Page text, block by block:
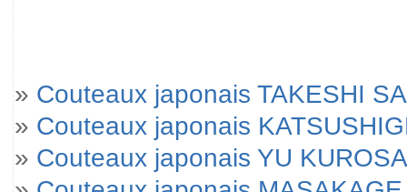
» Couteaux japonais TAKESHI
» Couteaux japonais
» Couteaux japonais YU